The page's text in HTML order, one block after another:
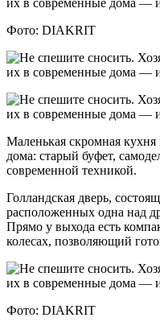
​​​​​​​Фото: DIAKRIT
Маленькая скромная
дома: старый буфет,
современной техникой.
Голландская дверь,
расположенных одна над
Прямо у выхода есть
колесах, позволяющий
Фото: DIAKRIT